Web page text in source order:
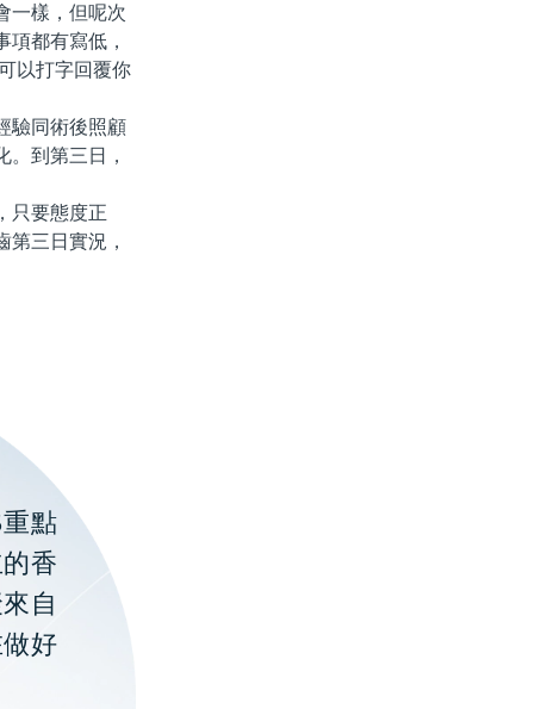
一樣，但呢次
都有寫低，
以打字回覆你
驗同術後照顧
到第三日，
只要態度正
三日實況，
點
香
自
好